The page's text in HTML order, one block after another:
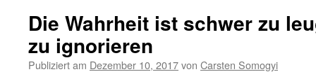
Die Wahrheit ist schwer zu
zu ignorieren
Publiziert am Dezember 10, 2017von Carsten Somogyi